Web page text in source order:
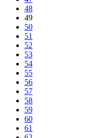
48
49
50
51
52
53
54
55
56
57
58
59
60
61